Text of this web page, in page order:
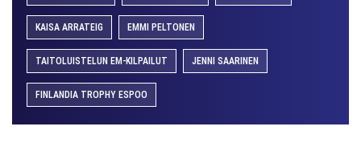
KAISA ARRATEIG EMMI PELTONEN
TAITOLUISTELUN EM-KILPAILUT JENNI SAARINEN
FINLANDIA TROPHY ESPOO